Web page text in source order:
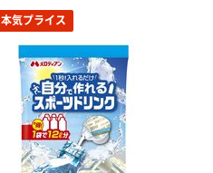
本気プライス